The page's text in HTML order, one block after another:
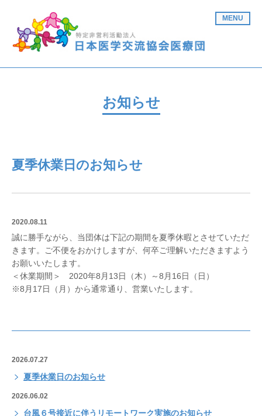
MENU
お知らせ
夏季休業日のお知らせ
2020.08.11
誠に勝手ながら、当団体は下記の期間を夏季休暇とさせていただ
きます。ご不便をおかけしますが、何卒ご理解いただきますよう
お願いいたします。
＜休業期間＞ 2020年8月13日（木）～8月16日（日）
※8月17日（月）から通常通り、営業いたします。
2026.07.27
夏季休業日のお知らせ
2026.06.02
台風６号接近に伴うリモートワーク実施のお知らせ